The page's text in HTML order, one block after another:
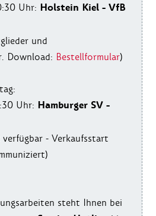
Uhr: Holstein Kiel - VfB
und
Download: Bestellformular)
Uhr: Hamburger SV -
- Verkaufsstart
steht Ihnen bei